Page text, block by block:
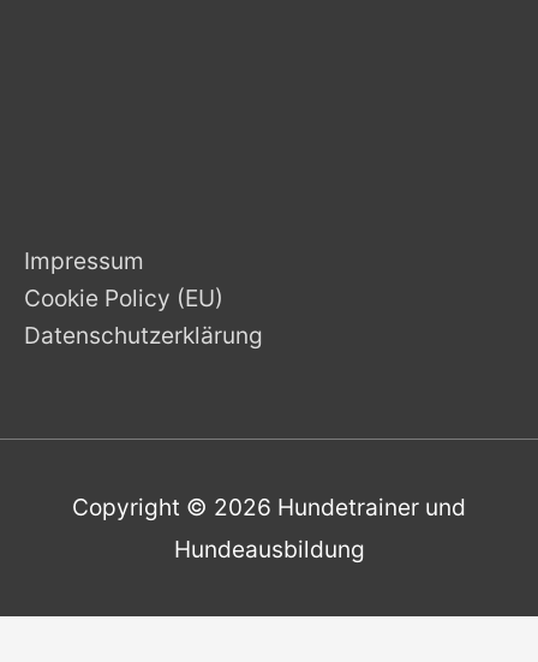
Impressum
Cookie Policy (EU)
Datenschutzerklärung
Copyright © 2026 Hundetrainer und
Hundeausbildung